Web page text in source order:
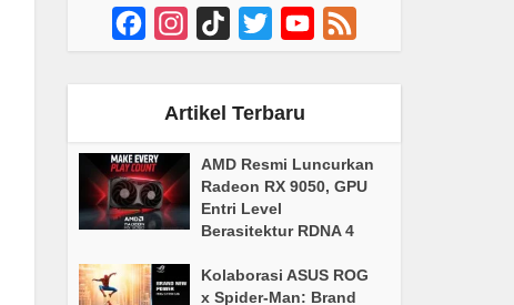
FacebookInstagram
TikTok Twitter YouTube
Channel
Artikel Terbaru
AMD Resmi Luncurkan
Radeon RX 9050, GPU
Entri Level
Berasitektur RDNA 4
Kolaborasi ASUS ROG
x Spider-Man: Brand